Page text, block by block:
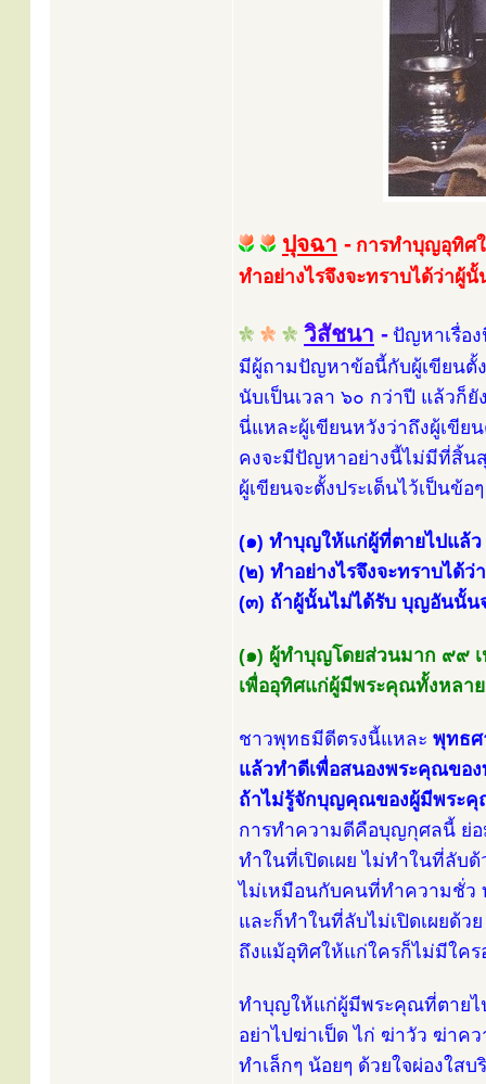
ปุจฉา - การทำบุญอุทิศ
ทำอย่างไรจึงจะทราบได้ว่าผู้
วิสัชนา - ปัญหาเรื่อ
มีผู้ถามปัญหาข้อนี้กับผู้เขียนตั้
นับเป็นเวลา ๖๐ กว่าปี แล้วก็
นี่แหละผู้เขียนหวังว่าถึงผู้เขีย
คงจะมีปัญหาอย่างนี้ไม่มีที่สิ้น
ผู้เขียนจะตั้งประเด็นไว้เป็นข้
(๑) ทำบุญให้แก่ผู้ที่ตายไปแล้ว
(๒) ทำอย่างไรจึงจะทราบได้ว่
(๓) ถ้าผู้นั้นไม่ได้รับ บุญอันนั้น
(๑) ผู้ทำบุญโดยส่วนมาก ๙๙ เ
เพื่ออุทิศแก่ผู้มีพระคุณทั้งหลา
ชาวพุทธมีดีตรงนี้แหละ พุทธศ
แล้วทำดีเพื่อสนองพระคุณขอ
ถ้าไม่รู้จักบุญคุณของผู้มีพระคุ
การทำความดีคือบุญกุศลนี้ ย่
ทำในที่เปิดเผย ไม่ทำในที่ลับ
ไม่เหมือนกับคนที่ทำความชั่ว
และก็ทำในที่ลับไม่เปิดเผยด้
ถึงแม้อุทิศให้แก่ใครก็ไม่มีใคร
ทำบุญให้แก่ผู้มีพระคุณที่ตายไ
อย่าไปฆ่าเป็ด ไก่ ฆ่าวัว ฆ่าค
ทำเล็กๆ น้อยๆ ด้วยใจผ่องใสบ